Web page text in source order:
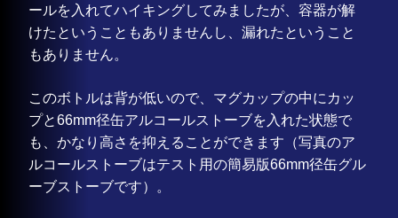
ールを入れてハイキングしてみましたが、容器が解
けたということもありませんし、漏れたということ
もありません。
このボトルは背が低いので、マグカップの中にカッ
プと66mm径缶アルコールストーブを入れた状態で
も、かなり高さを抑えることができます（写真のア
ルコールストーブはテスト用の簡易版66mm径缶グル
ーブストーブです）。